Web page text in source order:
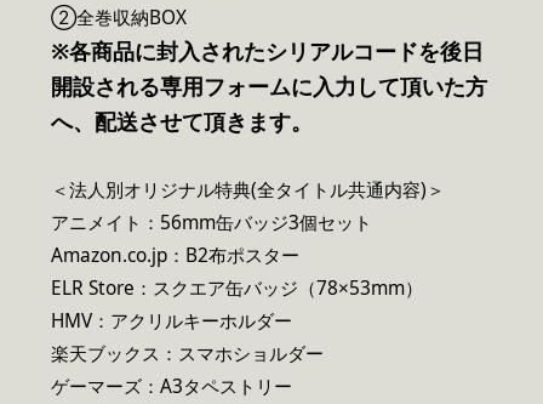
②全巻収納BOX
※各商品に封入されたシリアルコードを後日
開設される専用フォームに入力して頂いた方
へ、配送させて頂きます。
＜法人別オリジナル特典(全タイトル共通内容)＞
アニメイト：56mm缶バッジ3個セット
Amazon.co.jp：B2布ポスター
ELR Store：スクエア缶バッジ（78×53mm）
HMV：アクリルキーホルダー
楽天ブックス：スマホショルダー
ゲーマーズ：A3タペストリー